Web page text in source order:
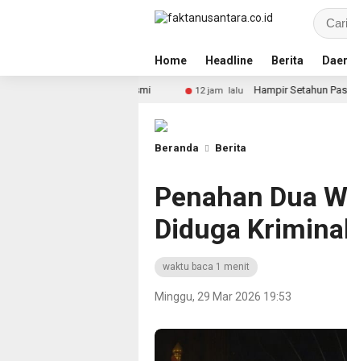
Home Headline Berita
Hampir Setahun Pascabanjir, Warga
Beranda Berita
Penahan Dua
Diduga
waktu baca 1 menit
Minggu, 29 Mar 2026 19:53